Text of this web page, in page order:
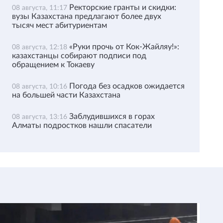
08 августа, 11:17 Ректорские гранты и скидки:
вузы Казахстана предлагают более двух
тысяч мест абитуриентам
08 августа, 12:18 «Руки прочь от Кок-Жайляу!»:
казахстанцы собирают подписи под
обращением к Токаеву
08 августа, 10:16 Погода без осадков ожидается
на большей части Казахстана
08 августа, 13:16 Заблудившихся в горах
Алматы подростков нашли спасатели